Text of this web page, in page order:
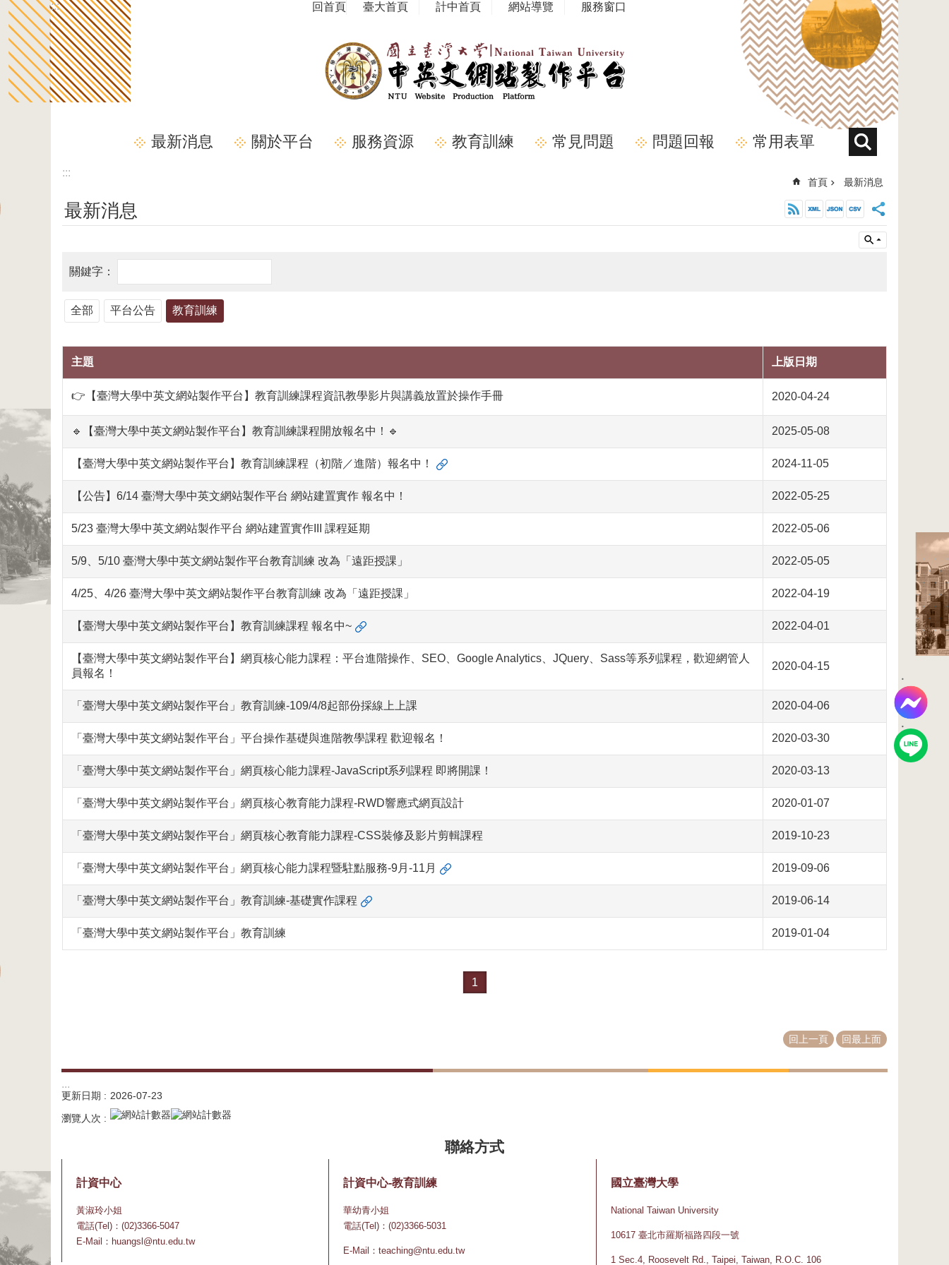
跳到主要內容區塊
::: 回首頁 臺大首頁 計中首頁 網站導覽 服務窗口
最新消息 關於平台 服務資源 教育訓練 常見問題 問題回報 常用表單
:::
首頁 最新消息
最新消息
全部 平台公告 教育訓練
主題 上版日期
👉【臺灣大學中英文網站製作平台】教育訓練課程資訊教學影片與講義放置於操作手冊 2020-04-24
🔹【臺灣大學中英文網站製作平台】教育訓練課程開放報名中！🔹 2025-05-08
【臺灣大學中英文網站製作平台】教育訓練課程（初階／進階）報名中！ 2024-11-05
【公告】6/14 臺灣大學中英文網站製作平台 網站建置實作 報名中！ 2022-05-25
5/23 臺灣大學中英文網站製作平台 網站建置實作III 課程延期 2022-05-06
5/9、5/10 臺灣大學中英文網站製作平台教育訓練 改為「遠距授課」 2022-05-05
4/25、4/26 臺灣大學中英文網站製作平台教育訓練 改為「遠距授課」 2022-04-19
【臺灣大學中英文網站製作平台】教育訓練課程 報名中~ 2022-04-01
【臺灣大學中英文網站製作平台】網頁核心能力課程：平台進階操作、SEO、Google Analytics、JQuery、Sass等系列課程，歡迎網管人
員報名！
2020-04-15
「臺灣大學中英文網站製作平台」教育訓練-109/4/8起部份採線上上課 2020-04-06
「臺灣大學中英文網站製作平台」平台操作基礎與進階教學課程 歡迎報名！ 2020-03-30
「臺灣大學中英文網站製作平台」網頁核心能力課程-JavaScript系列課程 即將開課！ 2020-03-13
「臺灣大學中英文網站製作平台」網頁核心教育能力課程-RWD響應式網頁設計 2020-01-07
「臺灣大學中英文網站製作平台」網頁核心教育能力課程-CSS裝修及影片剪輯課程 2019-10-23
「臺灣大學中英文網站製作平台」網頁核心能力課程暨駐點服務-9月-11月 2019-09-06
「臺灣大學中英文網站製作平台」教育訓練-基礎實作課程 2019-06-14
「臺灣大學中英文網站製作平台」教育訓練 2019-01-04
1
回上一頁 回最上面
:::
更新日期
2026-07-23
瀏覽人次
計資中心
黃淑玲小姐
電話(Tel)：(02)3366-5047
E-Mail：huangsl@ntu.edu.tw
計資中心-教育訓練
華幼青小姐
電話(Tel)：(02)3366-5031
E-Mail：teaching@ntu.edu.tw
國立臺灣大學
National Taiwan University
10617 臺北市羅斯福路四段一號
1 Sec.4, Roosevelt Rd., Taipei, Taiwan, R.O.C. 106